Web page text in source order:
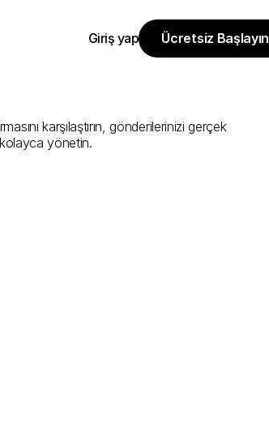
Enİyi
karşılaştırın, gönderilerinizi gerçek
yönetin.
Giriş yap
Ücretsiz Başlayın
Ücretsiz Başlayın